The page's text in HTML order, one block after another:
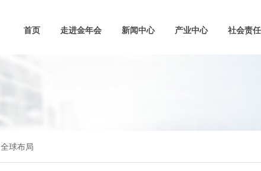
首页 走进金年会 新闻中心 产业中心 社会责任
全球布局